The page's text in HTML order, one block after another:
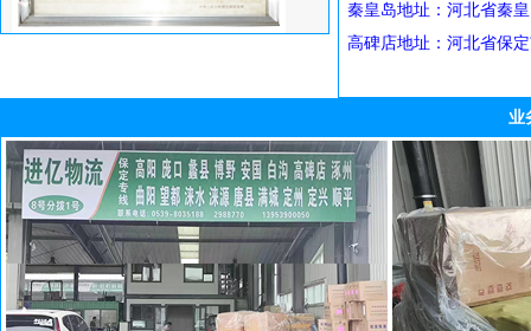
秦皇岛地址：河北省
高碑店地址：河北省保
业